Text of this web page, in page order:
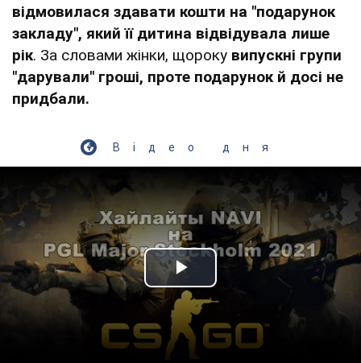
відмовилася здавати кошти на "подарунок
закладу", який її дитина відвідувала лише
рік. За словами жінки, щороку випускні групи
"дарували" гроші, проте подарунок й досі не
придбали.
Відео дня
Play Video